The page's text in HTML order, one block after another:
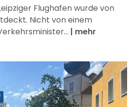
Flughafen wurde von
Nicht von einem
| mehr